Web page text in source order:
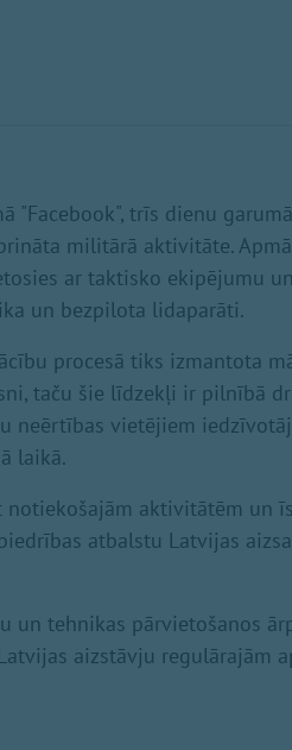
"Facebook", trīs dienu
militārā aktivitāte.
ar taktisko ekipējumu
un bezpilota lidaparāti.
procesā tiks izmantota
taču šie līdzekļi ir pilnībā
neērtības vietējiem
laikā.
notiekošajām aktivitātēm un
atbalstu Latvijas
un tehnikas pārvietošanos
aizstāvju regulārajām